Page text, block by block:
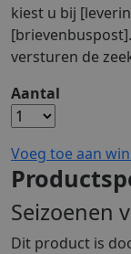
kiest u bij
versturen de
Aantal
Voeg toe aan
Seizoenen
Dit product is